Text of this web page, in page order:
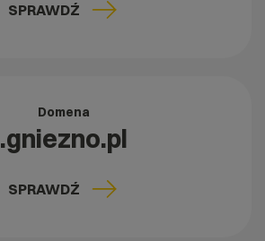
SPRAWDŹ
Domena
.gniezno.pl
SPRAWDŹ